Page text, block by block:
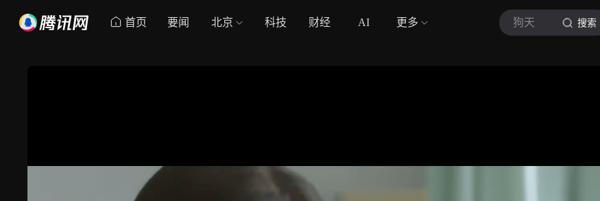
首页 要闻 北京 科技 财经 AI 更多 狗天 搜索